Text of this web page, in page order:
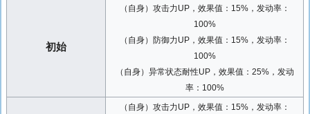
初始
（自身）攻击力UP，效果值：15%，发动率：
100%
（自身）防御力UP，效果值：15%，发动率：
100%
（自身）异常状态耐性UP，效果值：25%，发动
率：100%
（自身）攻击力UP，效果值：15%，发动率：